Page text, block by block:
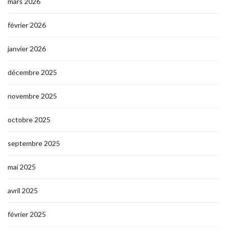
février 2026
janvier 2026
décembre 2025
novembre 2025
octobre 2025
septembre 2025
mai 2025
avril 2025
février 2025